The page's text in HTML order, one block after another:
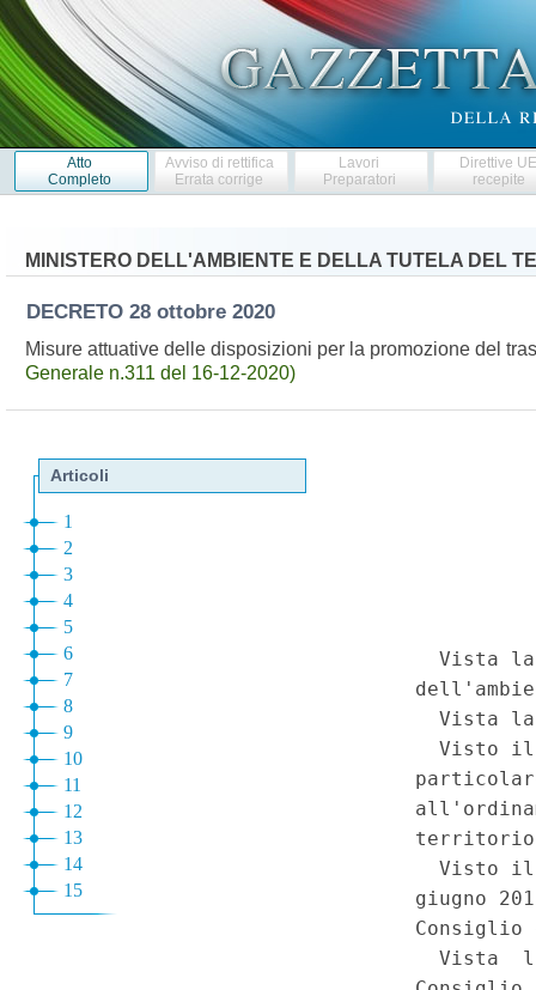
Atto
Completo
Avviso di rettifica
Errata corrige
Lavori
Preparatori
Direttive
recepite
MINISTERO DELL'AMBIENTE E DELLA TUTELA DEL
DECRETO 28 ottobre 2020
Misure attuative delle disposizioni per la promozione del
Generale n.311 del 16-12-2020)